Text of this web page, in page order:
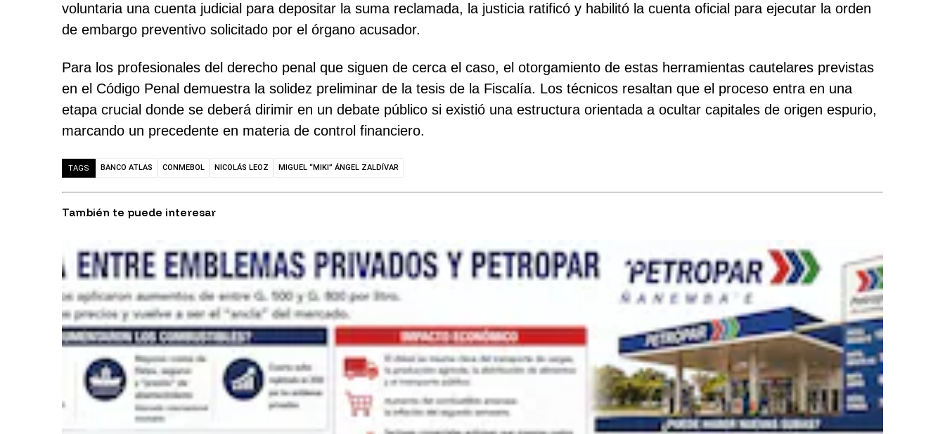
voluntaria una cuenta judicial para depositar la suma reclamada, la justicia ratificó y habilitó la cuenta oficial para ejecutar la orden
de embargo preventivo solicitado por el órgano acusador.
Para los profesionales del derecho penal que siguen de cerca el caso, el otorgamiento de estas herramientas cautelares previstas
en el Código Penal demuestra la solidez preliminar de la tesis de la Fiscalía. Los técnicos resaltan que el proceso entra en una
etapa crucial donde se deberá dirimir en un debate público si existió una estructura orientada a ocultar capitales de origen espurio,
marcando un precedente en materia de control financiero.
TAGS BANCO ATLAS CONMEBOL NICOLÁS LEOZ MIGUEL “MIKI” ÁNGEL ZALDÍVAR
También te puede interesar